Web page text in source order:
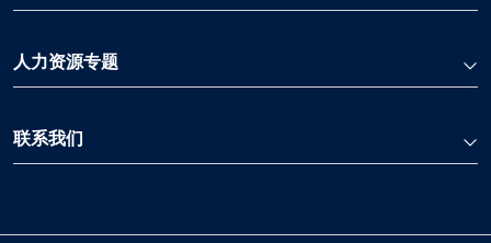
人力资源专题
联系我们